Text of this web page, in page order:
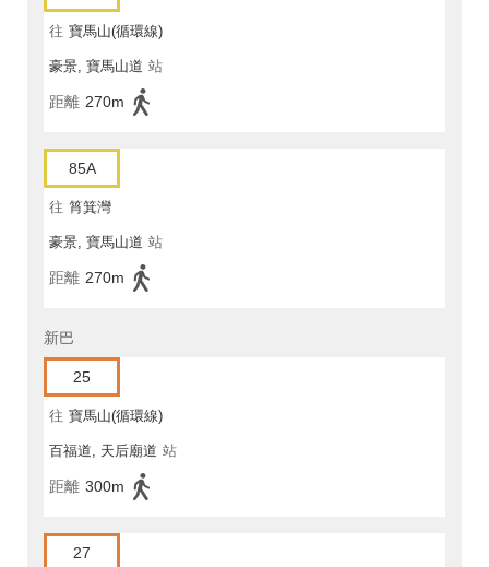
往 寶馬山(循環線)
豪景, 寶馬山道 站
距離 270m
85A
往 筲箕灣
豪景, 寶馬山道 站
距離 270m
新巴
25
往 寶馬山(循環線)
百福道, 天后廟道 站
距離 300m
27